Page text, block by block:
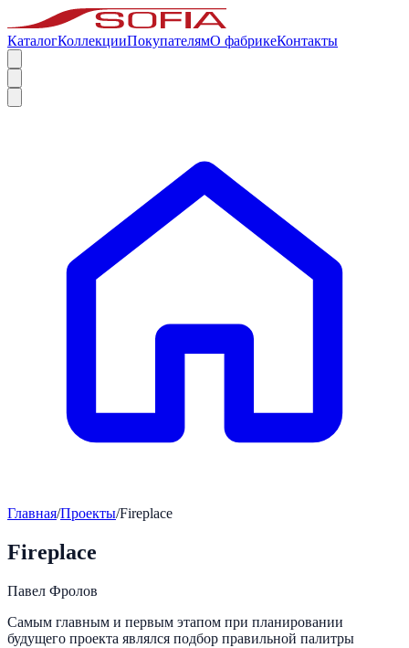
КаталогКоллекцииПокупателямО фабрикеКонтакты
Главная/Проекты/Fireplace
Fireplace
Павел Фролов
Самым главным и первым этапом при планировании
будущего проекта являлся подбор правильной палитры